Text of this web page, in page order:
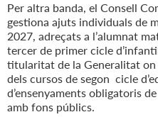
Per altra banda, el Consell
gestiona ajuts individuals de
2027, adreçats a l’alumnat
tercer de primer cicle
titularitat de la Generalitat on
dels cursos de segon cicle
d’ensenyaments obligatoris
amb fons públics.